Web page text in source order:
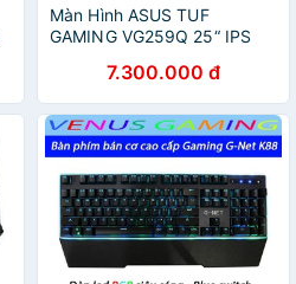
Màn Hình ASUS TUF
GAMING VG259Q 25“ IPS
7.300.000 đ